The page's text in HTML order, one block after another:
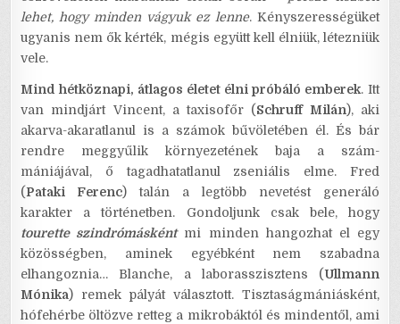
lehet, hogy minden vágyuk ez lenne. Kényszerességüket
ugyanis nem ők kérték, mégis együtt kell élniük, létezniük
vele.
Mind hétköznapi, átlagos életet élni próbáló emberek. Itt
van mindjárt Vincent, a taxisofőr (Schruff Milán), aki
akarva-akaratlanul is a számok bűvöletében él. És bár
rendre meggyűlik környezetének baja a szám-
mániájával, ő tagadhatatlanul zseniális elme. Fred
(Pataki Ferenc) talán a legtöbb nevetést generáló
karakter a történetben. Gondoljunk csak bele, hogy
tourette szindrómáskéntmi minden hangozhat el egy
közösségben, aminek egyébként nem szabadna
elhangoznia… Blanche, a laborasszisztens (Ullmann
Mónika) remek pályát választott. Tisztaságmániásként,
hófehérbe öltözve retteg a mikrobáktól és mindentől, ami